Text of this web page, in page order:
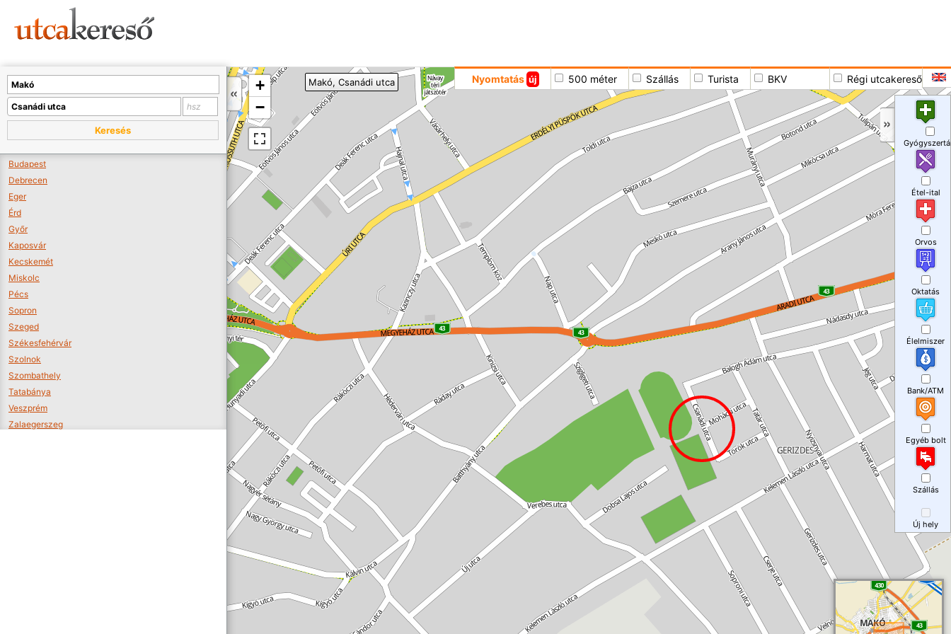
+
−
Nyomtatás új 500 méter Szállás Turista BKV Régi utcakereső
Makó, Csanádi utca
Keresés
Budapest
Debrecen
Eger
Érd
Győr
Kaposvár
Kecskemét
Miskolc
Pécs
Sopron
Szeged
Székesfehérvár
Szolnok
Szombathely
Tatabánya
Veszprém
Zalaegerszeg
Étel-ital
Orvos
Oktatás
Élelmiszer
Bank/ATM
Egyéb bolt
Szállás
Új hely
A térképet kicsinyíteni kell, hogy látszódjanak a boltok.
Boltok látszódjanak >>